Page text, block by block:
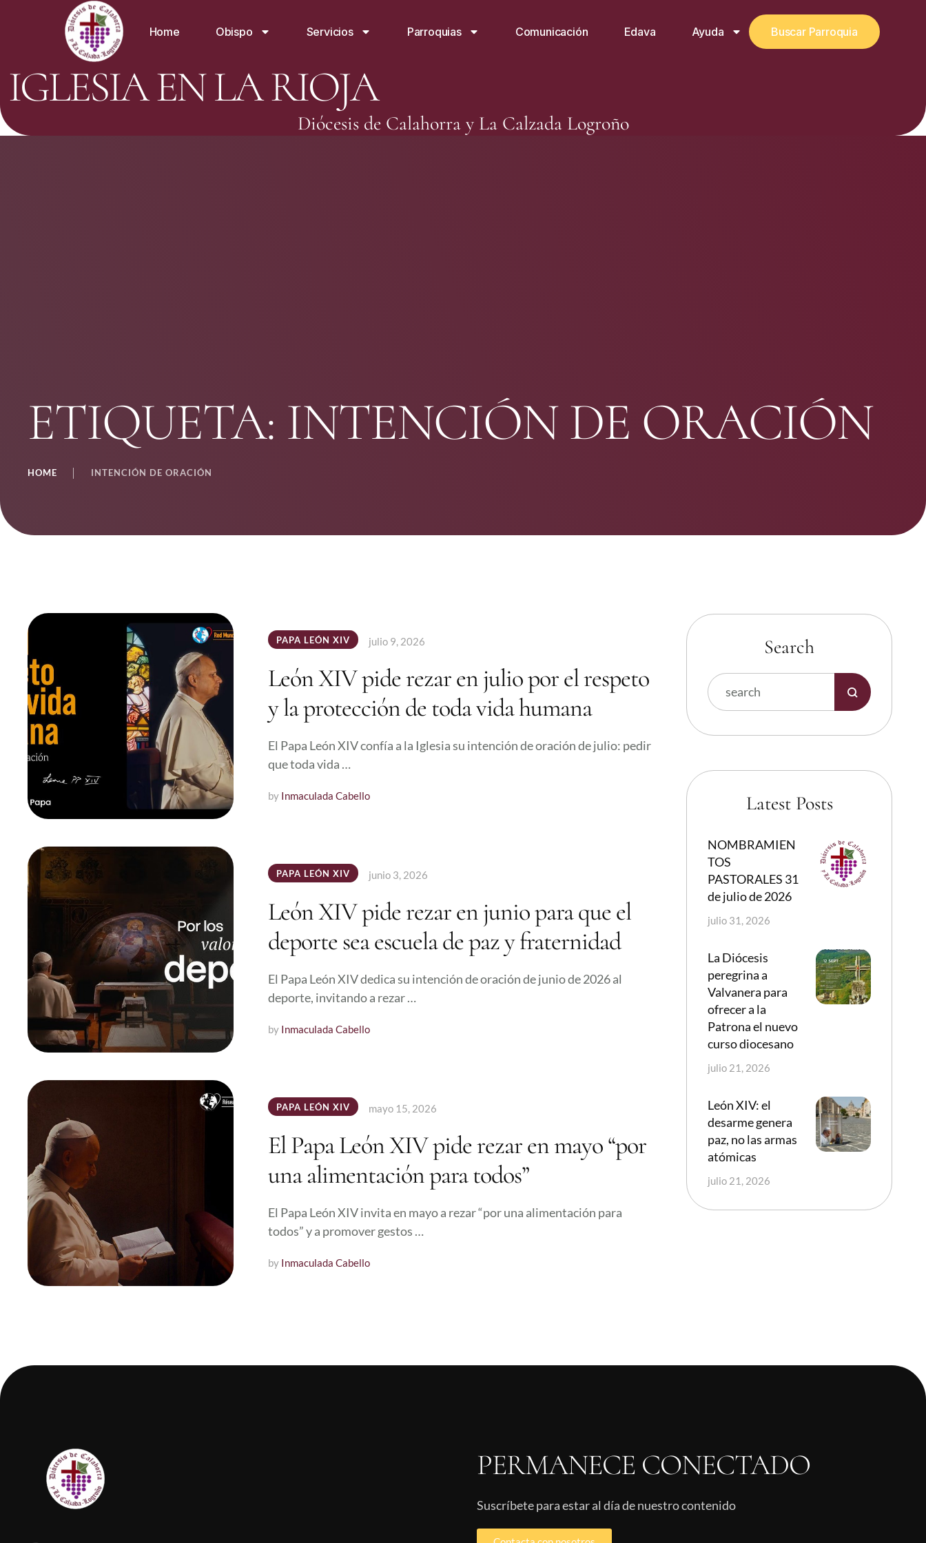
Home Obispo Servicios Parroquias Comunicación Edava Ayuda Buscar Parroquia
IGLESIA EN LA RIOJA
Diócesis de Calahorra y La Calzada Logroño
ETIQUETA: INTENCIÓN DE ORACIÓN
HOME INTENCIÓN DE ORACIÓN
PAPA LEÓN XIV julio 9, 2026
León XIV pide rezar en julio por el respeto
y la protección de toda vida humana
El Papa León XIV confía a la Iglesia su intención de oración de julio: pedir
que toda vida …
by Inmaculada Cabello
PAPA LEÓN XIV junio 3, 2026
León XIV pide rezar en junio para que el
deporte sea escuela de paz y fraternidad
El Papa León XIV dedica su intención de oración de junio de 2026 al
deporte, invitando a rezar …
by Inmaculada Cabello
PAPA LEÓN XIV mayo 15, 2026
El Papa León XIV pide rezar en mayo “por
una alimentación para todos”
El Papa León XIV invita en mayo a rezar “por una alimentación para
todos” y a promover gestos …
by Inmaculada Cabello
Search
Latest Posts
NOMBRAMIEN
TOS
PASTORALES 31
de julio de 2026
julio 31, 2026
La Diócesis
peregrina a
Valvanera para
ofrecer a la
Patrona el nuevo
curso diocesano
julio 21, 2026
León XIV: el
desarme genera
paz, no las armas
atómicas
julio 21, 2026
PERMANECE CONECTADO
Suscríbete para estar al día de nuestro contenido